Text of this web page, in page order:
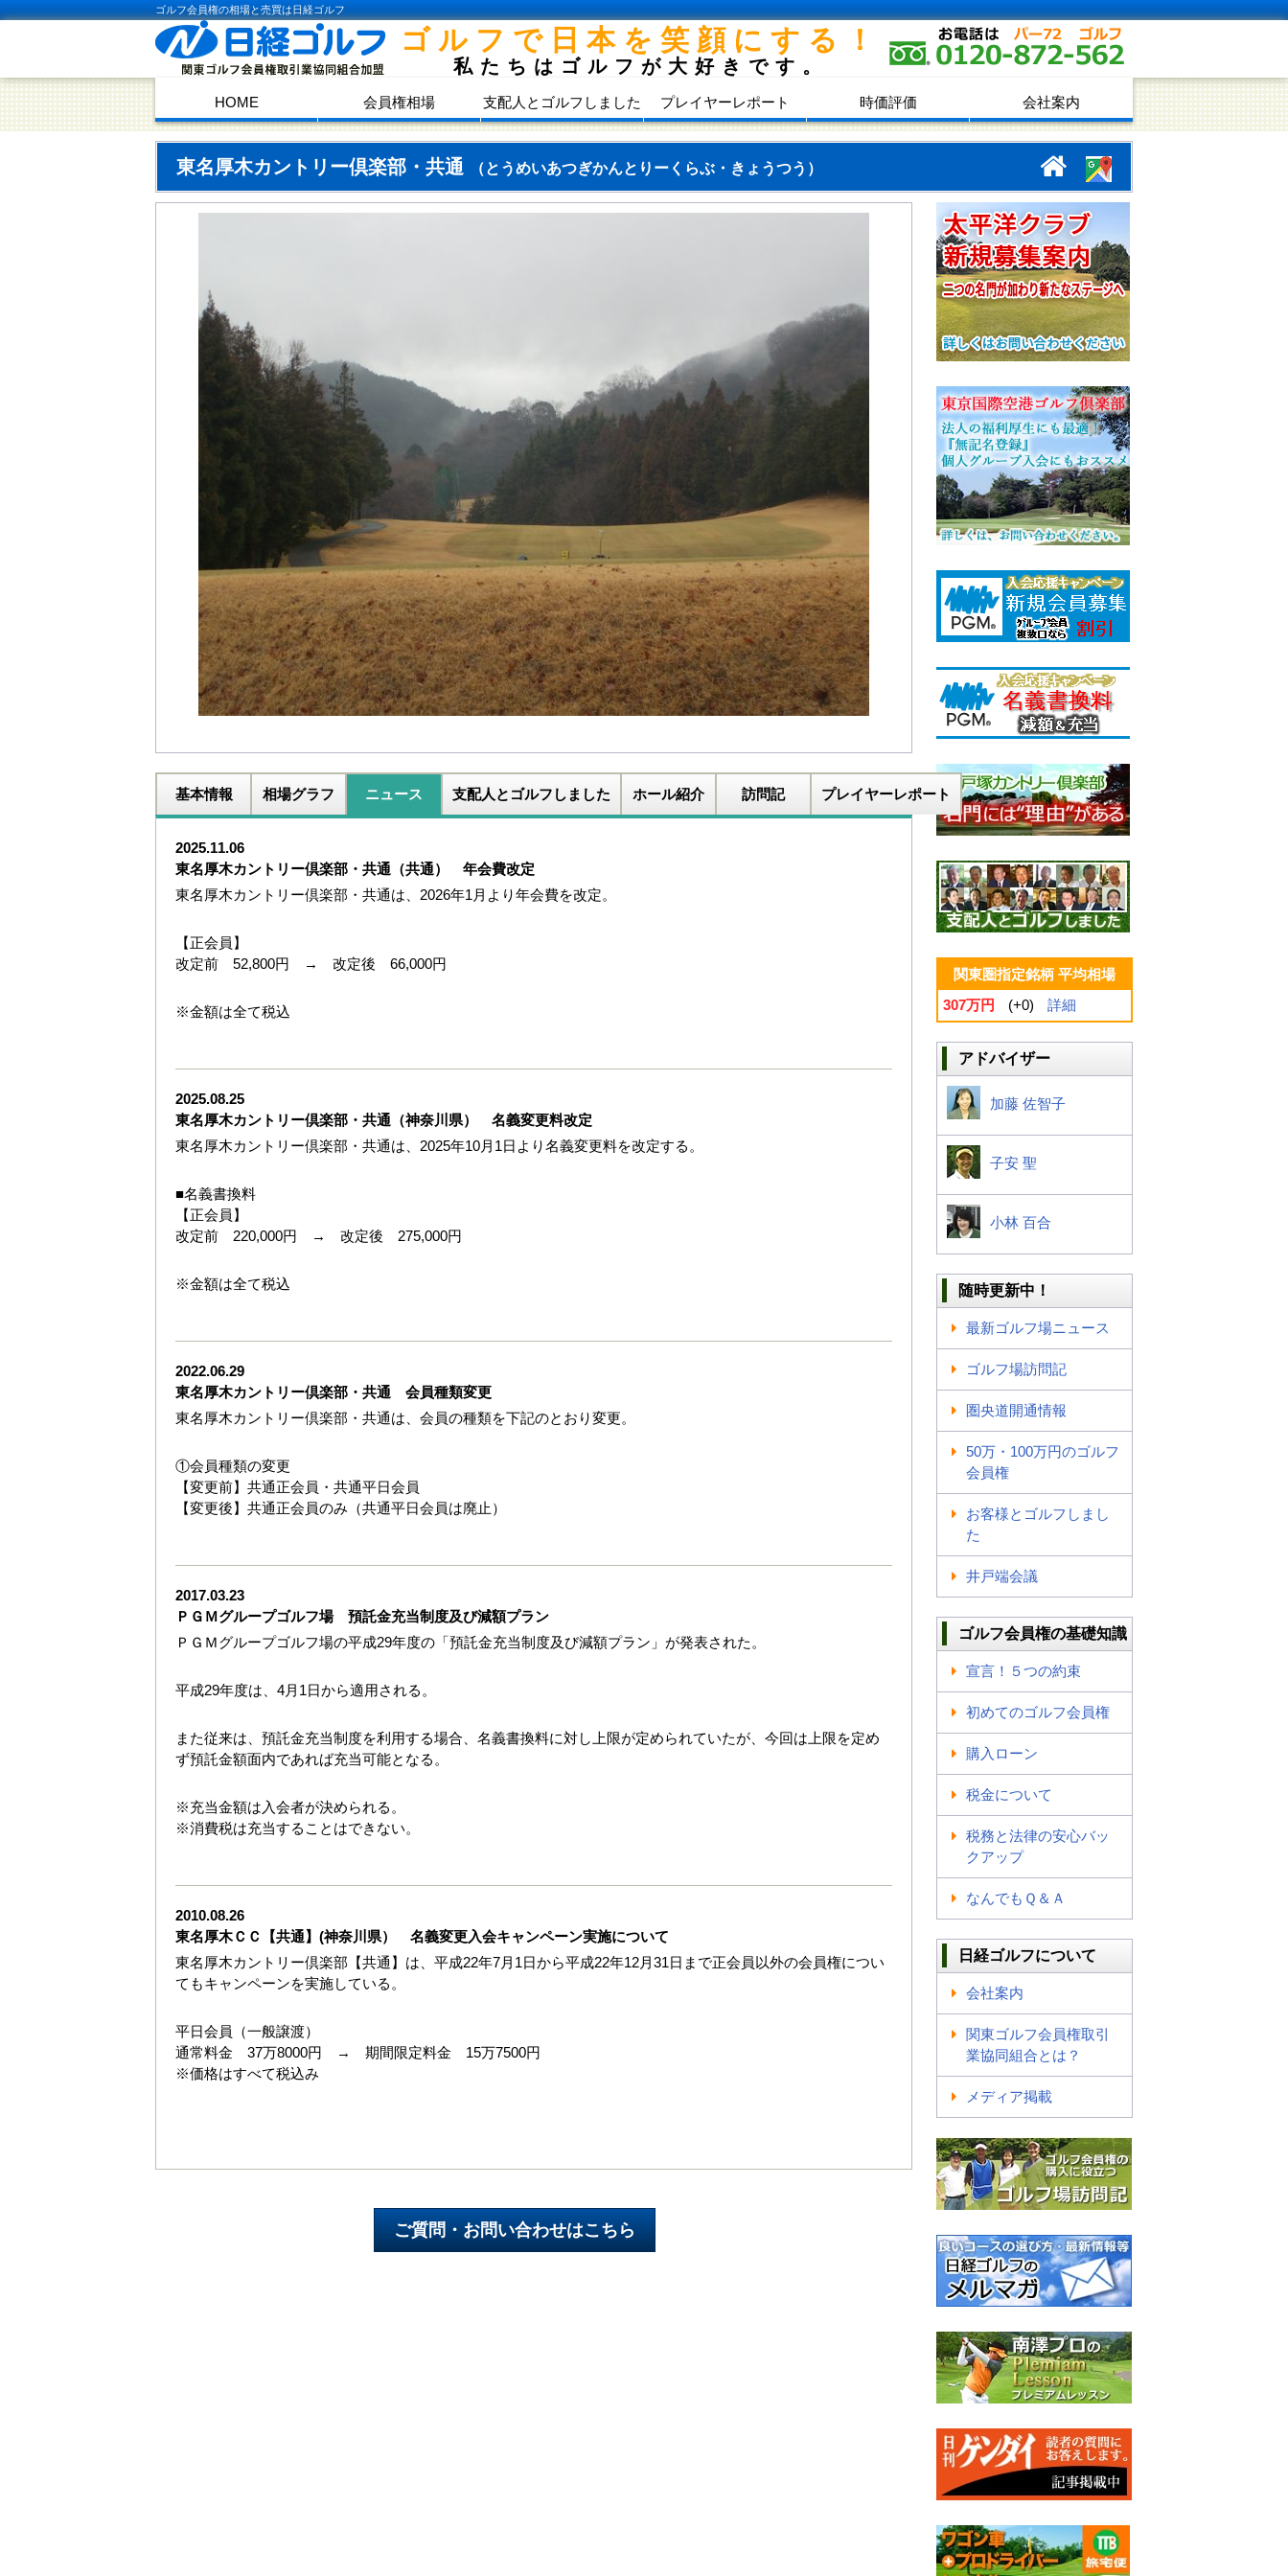
ゴルフ会員権の相場と売買は日経ゴルフ
ゴルフで日本を笑顔にする！
私たちはゴルフが大好きです。
HOME 会員権相場 支配人とゴルフしました プレイヤーレポート 時価評価 会社案内
東名厚木カントリー倶楽部・共通 （とうめいあつぎかんとりーくらぶ・きょうつう）
基本情報 相場グラフ ニュース 支配人とゴルフしました ホール紹介 訪問記 プレイヤーレポート
2025.11.06
東名厚木カントリー倶楽部・共通（共通） 年会費改定
東名厚木カントリー倶楽部・共通は、2026年1月より年会費を改定。
【正会員】
改定前 52,800円 → 改定後 66,000円
※金額は全て税込
2025.08.25
東名厚木カントリー倶楽部・共通（神奈川県） 名義変更料改定
東名厚木カントリー倶楽部・共通は、2025年10月1日より名義変更料を改定する。
■名義書換料
【正会員】
改定前 220,000円 → 改定後 275,000円
※金額は全て税込
2022.06.29
東名厚木カントリー倶楽部・共通 会員種類変更
東名厚木カントリー倶楽部・共通は、会員の種類を下記のとおり変更。
①会員種類の変更
【変更前】共通正会員・共通平日会員
【変更後】共通正会員のみ（共通平日会員は廃止）
2017.03.23
ＰＧＭグループゴルフ場 預託金充当制度及び減額プラン
ＰＧＭグループゴルフ場の平成29年度の「預託金充当制度及び減額プラン」が発表された。
平成29年度は、4月1日から適用される。
また従来は、預託金充当制度を利用する場合、名義書換料に対し上限が定められていたが、今回は上限を定め
ず預託金額面内であれば充当可能となる。
※充当金額は入会者が決められる。
※消費税は充当することはできない。
2010.08.26
東名厚木ＣＣ【共通】(神奈川県） 名義変更入会キャンペーン実施について
東名厚木カントリー倶楽部【共通】は、平成22年7月1日から平成22年12月31日まで正会員以外の会員権につい
てもキャンペーンを実施している。
平日会員（一般譲渡）
通常料金 37万8000円 → 期間限定料金 15万7500円
※価格はすべて税込み
関東圏指定銘柄 平均相場
307万円
(+0) 詳細
アドバイザー
加藤 佐智子
子安 聖
小林 百合
随時更新中！
最新ゴルフ場ニュース
ゴルフ場訪問記
圏央道開通情報
50万・100万円のゴルフ
会員権
お客様とゴルフしまし
た
井戸端会議
ゴルフ会員権の基礎知識
宣言！５つの約束
初めてのゴルフ会員権
購入ローン
税金について
税務と法律の安心バッ
クアップ
なんでもＱ＆Ａ
日経ゴルフについて
会社案内
関東ゴルフ会員権取引
業協同組合とは？
メディア掲載